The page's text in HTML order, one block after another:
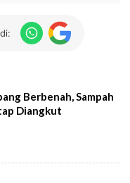
Berbenah, Sampah
Diangkut